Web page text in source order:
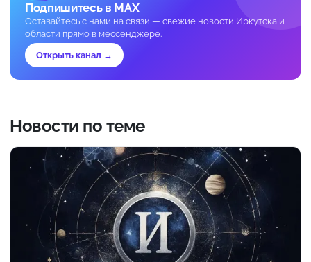
Подпишитесь в MAX
Оставайтесь с нами на связи — свежие новости Иркутска и
области прямо в мессенджере.
Открыть канал →
Новости по теме